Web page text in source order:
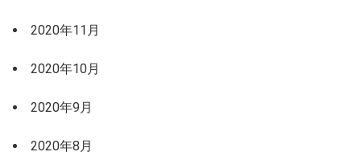
2020年11月
2020年10月
2020年9月
2020年8月